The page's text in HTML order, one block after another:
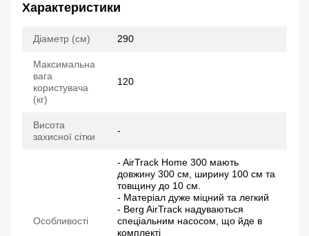
Характеристики
Діаметр (см) 290
Максимальна
вага
користувача
(кг)
120
Висота
захисної сітки
-
Особливості
- AirTrack Home 300 мають
довжину 300 см, ширину 100 см та
товщину до 10 см.
- Матеріал дуже міцний та легкий
- Berg AirTrack надуваються
спеціальним насосом, що йде в
комплекті